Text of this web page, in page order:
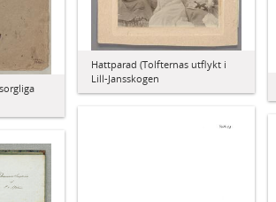
Hattparad (Tolfternas utflykt i
Lill-Jansskogen